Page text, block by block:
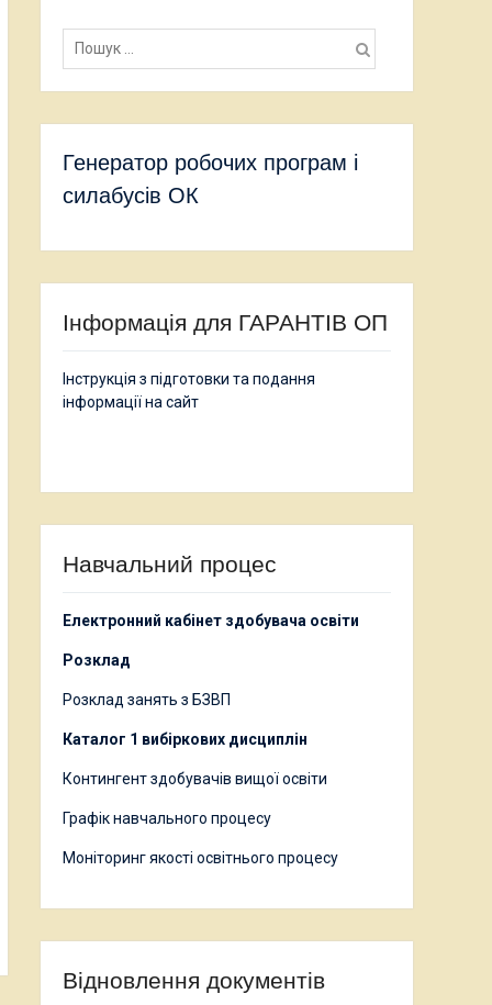
Пошук:
Генератор робочих програм і
силабусів ОК
Інформація для ГАРАНТІВ ОП
Інструкція з підготовки та подання
інформації на сайт
Навчальний процес
Електронний кабінет здобувача освіти
Розклад
Розклад занять з БЗВП
Каталог 1 вибіркових дисциплін
Контингент здобувачів вищої освіти
Графік навчального процесу
Моніторинг якості освітнього процесу
Відновлення документів